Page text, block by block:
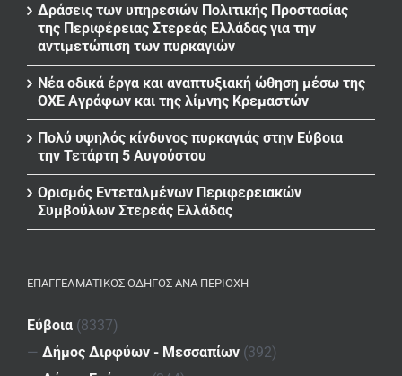
Δράσεις των υπηρεσιών Πολιτικής Προστασίας
της Περιφέρειας Στερεάς Ελλάδας για την
αντιμετώπιση των πυρκαγιών
Νέα οδικά έργα και αναπτυξιακή ώθηση μέσω της
ΟΧΕ Αγράφων και της λίμνης Κρεμαστών
Πολύ υψηλός κίνδυνος πυρκαγιάς στην Εύβοια
την Τετάρτη 5 Αυγούστου
Ορισμός Εντεταλμένων Περιφερειακών
Συμβούλων Στερεάς Ελλάδας
ΕΠΑΓΓΕΛΜΑΤΙΚΌΣ ΟΔΗΓΌΣ ΑΝΆ ΠΕΡΙΟΧΉ
Εύβοια (8337)
— Δήμος Διρφύων - Μεσσαπίων (392)